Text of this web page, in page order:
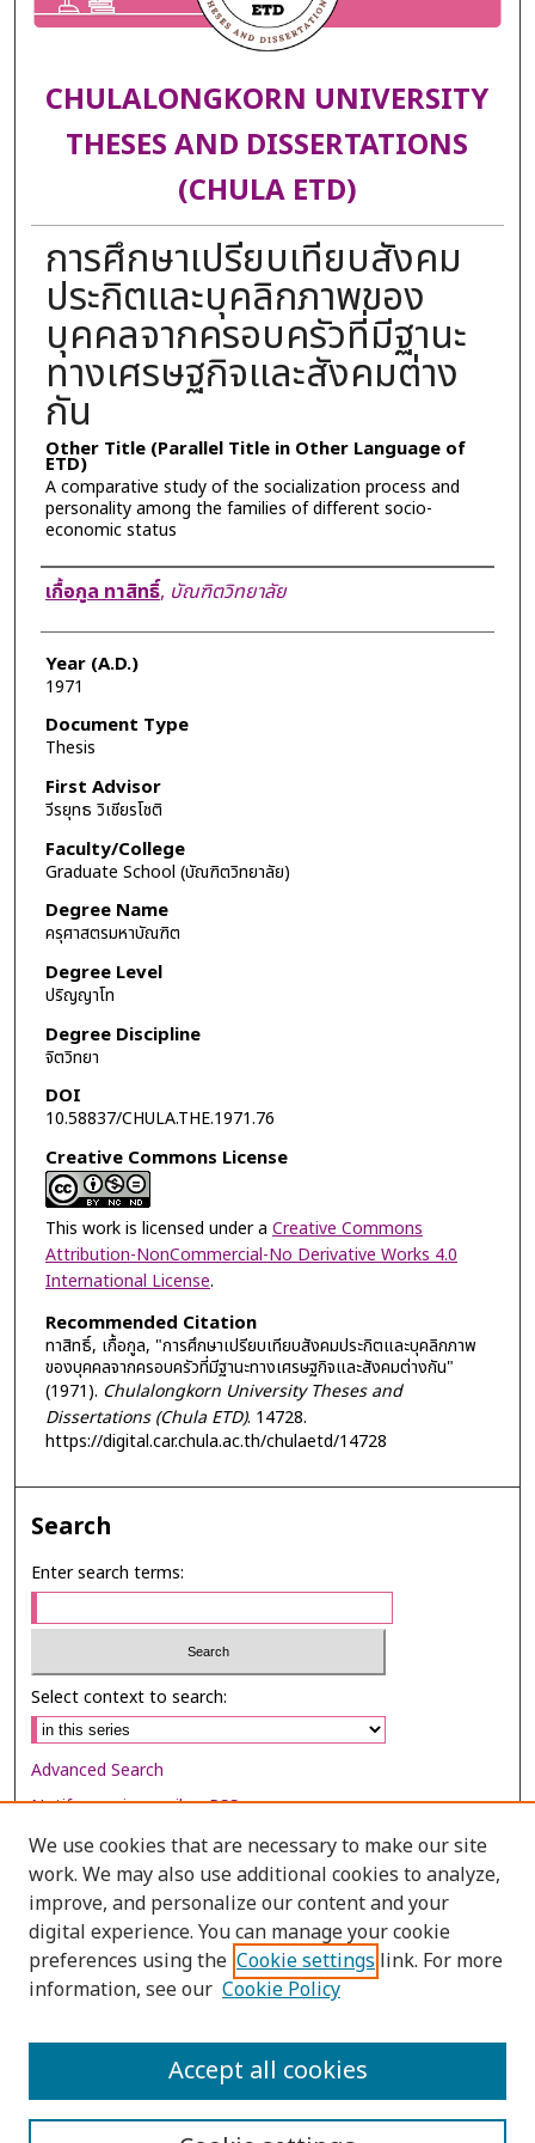
CHULALONGKORN UNIVERSITY
THESES AND DISSERTATIONS
(CHULA ETD)
การศึกษาเปรียบเทียบสังคม
ประกิตและบุคลิกภาพของ
บุคคลจากครอบครัวที่มีฐานะ
ทางเศรษฐกิจและสังคมต่าง
กัน
Other Title (Parallel Title in Other Language of
ETD)
A comparative study of the socialization process and
personality among the families of different socio-
economic status
Author
เกื้อกูล ทาสิทธิ์, บัณฑิตวิทยาลัย
Year (A.D.)
1971
Document Type
Thesis
First Advisor
วีรยุทธ วิเชียรโชติ
Faculty/College
Graduate School (บัณฑิตวิทยาลัย)
Degree Name
ครุศาสตรมหาบัณฑิต
Degree Level
ปริญญาโท
Degree Discipline
จิตวิทยา
DOI
10.58837/CHULA.THE.1971.76
Creative Commons License
This work is licensed under a Creative Commons
Attribution-NonCommercial-No Derivative Works 4.0
International License.
Recommended Citation
ทาสิทธิ์, เกื้อกูล, "การศึกษาเปรียบเทียบสังคมประกิตและบุคลิกภาพ
ของบุคคลจากครอบครัวที่มีฐานะทางเศรษฐกิจและสังคมต่างกัน"
(1971). Chulalongkorn University Theses and
Dissertations (Chula ETD). 14728.
https://digital.car.chula.ac.th/chulaetd/14728
Search
Enter search terms:
Select context to search:
Advanced Search
Notify me via email orRSS
Browse
Collections
Disciplines
Authors
We use cookies that are necessary to make our site
work. We may also use additional cookies to analyze,
improve, and personalize our content and your
digital experience. You can manage your cookie
preferences using the Cookie settings link. For more
information, see our Cookie Policy
Accept all cookies